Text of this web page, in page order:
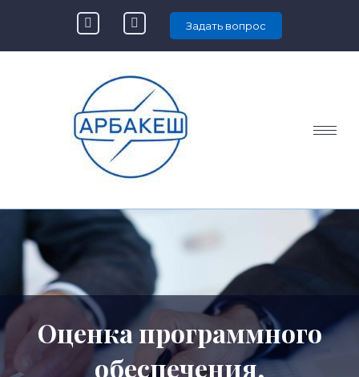
Задать вопрос
Оценка программного
обеспечения,